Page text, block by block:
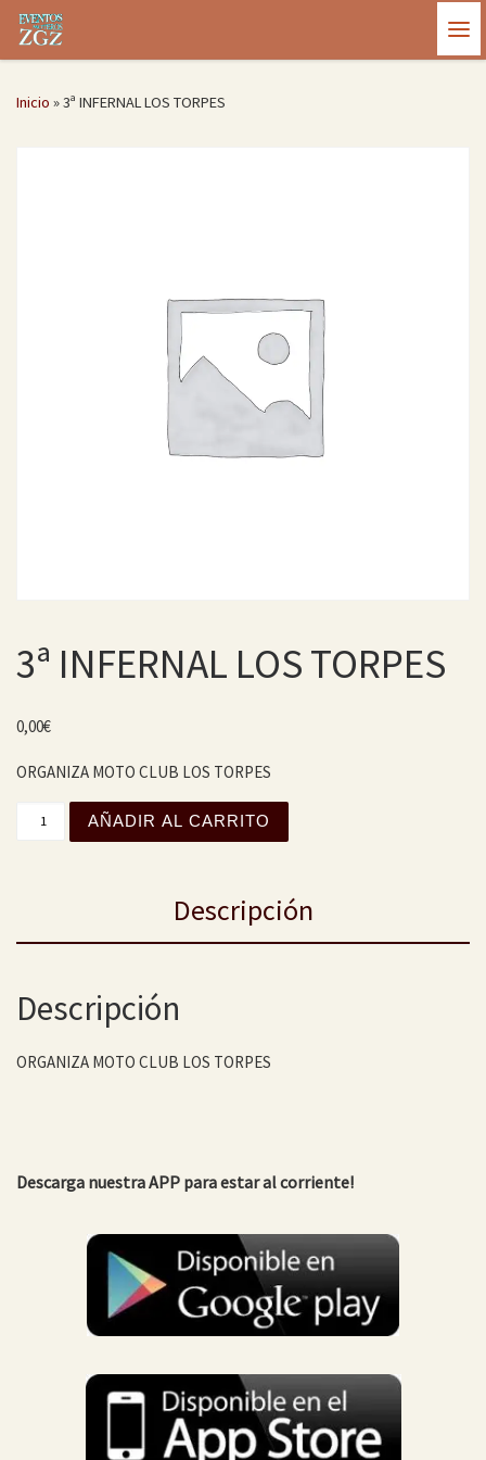
Saltar al contenido
Inicio »3ª INFERNAL LOS TORPES
3ª INFERNAL LOS TORPES
0,00€
ORGANIZA MOTO CLUB LOS TORPES
3ª INFERNAL LOS TORPES cantidad
AÑADIR AL CARRITO
Descripción
Descripción
ORGANIZA MOTO CLUB LOS TORPES
Descarga nuestra APP para estar al corriente!